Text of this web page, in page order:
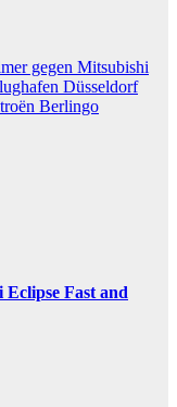
gegen Mitsubishi
Düsseldorf
Berlingo
Fast and